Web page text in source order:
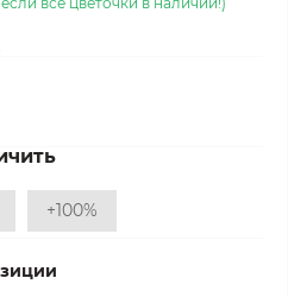
+100%